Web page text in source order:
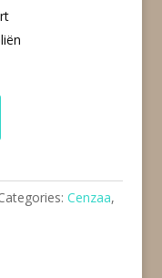
Cenzaa,